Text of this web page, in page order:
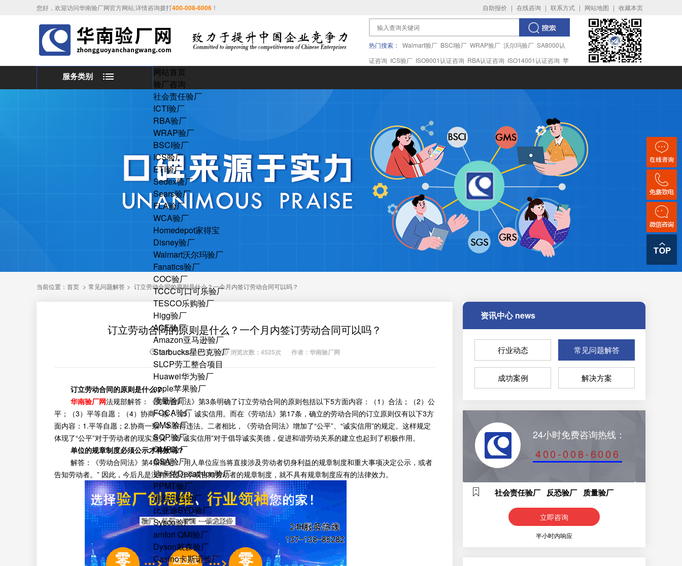
自助报价 | 在线咨询 | 联系方式 | 网站地图 | 收藏本页
您好，欢迎访问华南验厂网官方网站,详情咨询拨打400-008-6006 ！
热门搜索： Walmart验厂 BSCI验厂 WRAP验厂 沃尔玛验厂 SA8000认
证咨询 ICS验厂 ISO9001认证咨询 RBA认证咨询 ISO14001认证咨询 苹
服务类别
网站首页
验厂咨询
社会责任验厂
ICTI验厂
RBA验厂
WRAP验厂
BSCI验厂
ICS验厂
ETI验厂
Sedex验厂
Sears验厂
FLA验厂
WCA验厂
Homedepot家得宝
Disney验厂
Walmart沃尔玛验厂
Fanatics验厂
COC验厂
TCCC可口可乐验厂
TESCO乐购验厂
Higg验厂
ACE验厂
Amazon亚马逊验厂
Starbucks星巴克验厂
SLCP劳工整合项目
Huawei华为验厂
apple苹果验厂
质量验厂
FCCA验厂
QMS验厂
SQP验厂
GMP验厂
QSA验厂
迪卡侬Decathlon验厂
PPMT验厂
泡泡玛特验厂
比亚迪BYD验厂
Sysco验厂
amfori QMI验厂
Dyson戴森验厂
Casino卡斯诺验厂
当前位置： 首页 > 常见问题解答 > 订立劳动合同的原则是什么？一个月内签订劳动合同可以吗？
订立劳动合同的原则是什么？一个月内签订劳动合同可以吗？
日期：2020-06-22 浏览次数：4525次 作者：华南验厂网
订立劳动合同的原则是什么？
华南验厂网法规部解答：《劳动合同法》第3条明确了订立劳动合同的原则包括以下5方面内容：（1）合法；（2）公
平；（3）平等自愿；（4）协商一致；（5）诚实信用。而在《劳动法》第17条，确立的劳动合同的订立原则仅有以下3方
面内容：1.平等自愿；2.协商一致；3.不得违法。二者相比，《劳动合同法》增加了“公平”、“诚实信用”的规定。这样规定
体现了“公平”对于劳动者的现实意义，而“诚实信用”对于倡导诚实美德，促进和谐劳动关系的建立也起到了积极作用。
单位的规章制度必须公示才有效吗？
解答：《劳动合同法》第4条规定：“用人单位应当将直接涉及劳动者切身利益的规章制度和重大事项决定公示，或者
告知劳动者。” 因此，今后凡是没有经过公示或告知劳动者的规章制度，就不具有规章制度应有的法律效力。
资讯中心news
行业动态 常见问题解答
成功案例 解决方案
24小时免费咨询热线：
400-008-6006
社会责任验厂 反恐验厂 质量验厂
立即咨询
半小时内响应